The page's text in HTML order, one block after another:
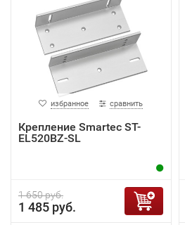
избранное сравнить
Крепление Smartec ST-
EL520BZ-SL
1 650 руб.
1 485 руб.